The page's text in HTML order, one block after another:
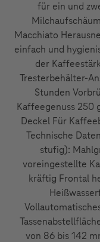
für ein und
Macchiato
einfach und
der
Tresterbehälter-
Stunden
Kaffeegenuss 250
Deckel Für
Technische
stufig):
voreingestellte
kräftig Frontal
von 86 bis 142